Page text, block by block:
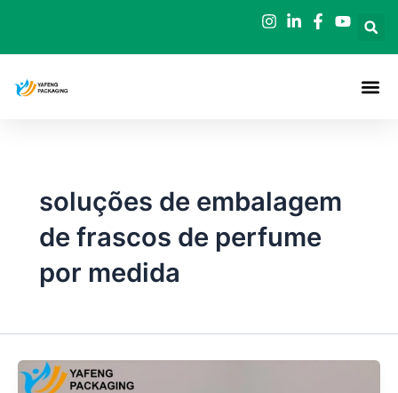
o
soluções de embalagem
de frascos de perfume
por medida